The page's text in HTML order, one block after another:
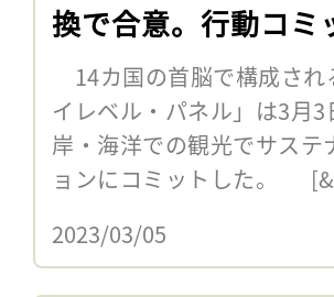
換で合意。行動コミ
14カ国の首脳で構成され
イレベル・パネル」は3月
岸・海洋での観光でサス
ョンにコミットした。
2023/03/05